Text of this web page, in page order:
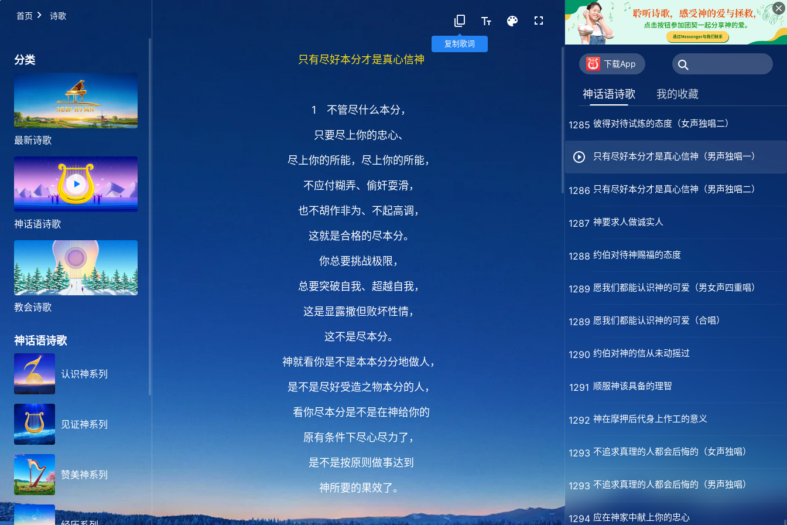
首页 诗歌
复制歌词
分类
最新诗歌
神话语诗歌
教会诗歌
神话语诗歌
认识神系列
见证神系列
赞美神系列
只有尽好本分才是真心信神
1 不管尽什么本分，
只要尽上你的忠心、
尽上你的所能，尽上你的所能，
不应付糊弄、偷奸耍滑，
也不胡作非为、不起高调，
这就是合格的尽本分。
你总要挑战极限，
总要突破自我、超越自我，
这是显露撒但败坏性情，
这不是尽本分。
神就看你是不是本本分分地做人，
是不是尽好受造之物本分的人，
看你尽本分是不是在神给你的
原有条件下尽心尽力了，
是不是按原则做事达到
神所要的果效了。
如果这些你都做到了，
下载App
神话语诗歌 我的收藏
1283 实行真理才能得着生命（男声独唱）
1284 真实认识自己才能有真实悔改
1285 彼得对待试炼的态度（女声独唱一）
1285 彼得对待试炼的态度（女声独唱二）
只有尽好本分才是真心信神（男声独唱一）
1286 只有尽好本分才是真心信神（男声独唱二）
1287 神要求人做诚实人
1288 约伯对待神赐福的态度
1289 愿我们都能认识神的可爱（男女声四重唱）
1289 愿我们都能认识神的可爱（合唱）
1290 约伯对神的信从未动摇过
1291 顺服神该具备的理智
1292 神在摩押后代身上作工的意义
1293 不追求真理的人都会后悔的（女声独唱）
1293 不追求真理的人都会后悔的（男声独唱）
1294 应在神家中献上你的忠心